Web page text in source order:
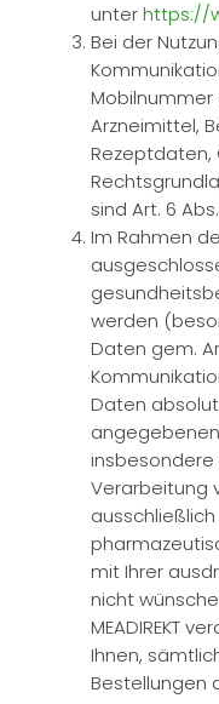
unterhttps://
Bei der
Arzneimittel,
Rezeptdaten,
sind Art. 6
Im Rahmen
werden
Daten gem.
Daten
insbesondere
Verarbeitung
mit Ihrer
nicht
MEADIREKT
Ihnen,
Bestellungen